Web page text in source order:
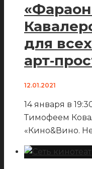
для
12.01.2021
14 января в
Тимофеем
«Кино&Вино.